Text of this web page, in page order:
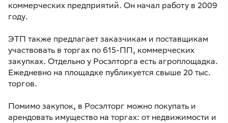
коммерческих предприятий. Он начал работу в 2009
году.
ЭТП также предлагает заказчикам и поставщикам
участвовать в торгах по 615-ПП, коммерческих
закупках. Отдельно у Росэлторга есть агроплощадка.
Ежедневно на площадке публикуется свыше 20 тыс.
торгов.
Помимо закупок, в Росэлторг можно покупать и
арендовать имущество на торгах: от недвижимости и